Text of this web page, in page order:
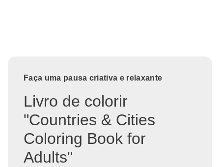
Faça uma pausa criativa e relaxante
Livro de colorir
"Countries & Cities
Coloring Book for
Adults"